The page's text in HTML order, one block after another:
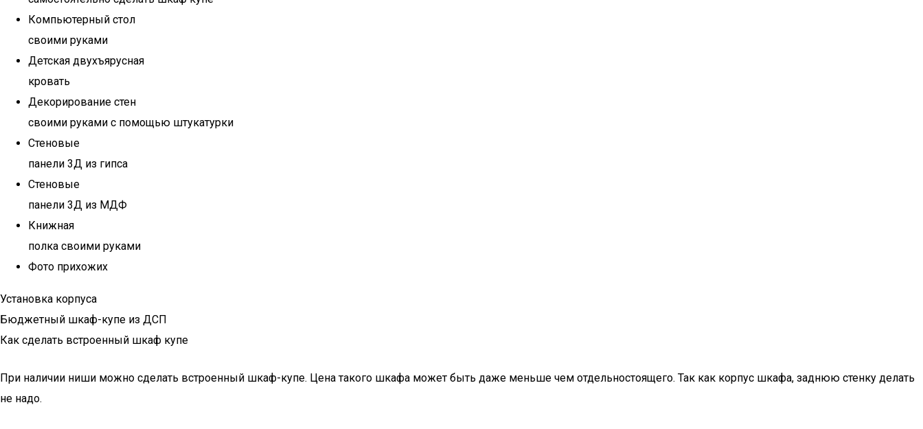
Компьютерный стол
своими руками
Детская двухъярусная
кровать
Декорирование стен
своими руками с помощью штукатурки
Стеновые
панели 3Д из гипса
Стеновые
панели 3Д из МДФ
Книжная
полка своими руками
Фото прихожих
Установка корпуса
Бюджетный шкаф-купе из ДСП
Как сделать встроенный шкаф купе
При наличии ниши можно сделать встроенный шкаф-купе. Цена такого шкафа может быть даже меньше чем отдельностоящего. Так как корпус шкафа, заднюю стенку делать
не надо.